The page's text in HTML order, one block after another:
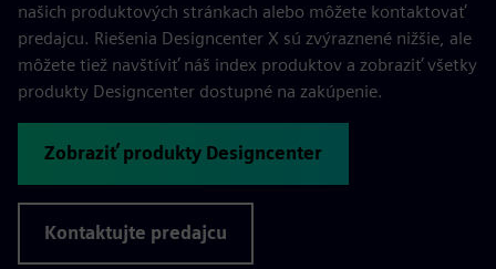
našich produktových stránkach alebo môžete kontaktovať
predajcu. Riešenia Designcenter X sú zvýraznené nižšie, ale
môžete tiež navštíviť náš index produktov a zobraziť všetky
produkty Designcenter dostupné na zakúpenie.
Zobraziť produkty Designcenter
Kontaktujte predajcu